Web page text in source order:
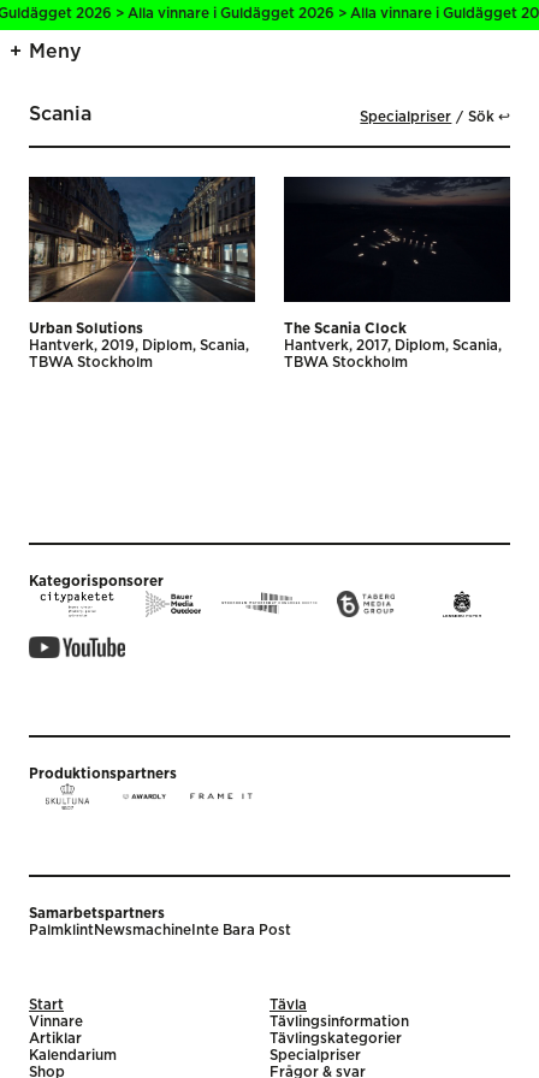
2026 > Alla vinnare i Guldägget 2026 > Alla vinnare i Guldägget
Meny
Scania Specialpriser Sök ↩
Urban Solutions
Hantverk 2019 Diplom Scania
TBWA Stockholm
The Scania Clock
Hantverk 2017 Diplom Scania
TBWA Stockholm
Kategorisponsorer
Produktionspartners
Samarbetspartners
PalmklintNewsmachine Inte Bara Post
Start
Vinnare
Artiklar
Kalendarium
Shop
Tävla
Tävlingsinformation
Tävlingskategorier
Specialpriser
Frågor & svar